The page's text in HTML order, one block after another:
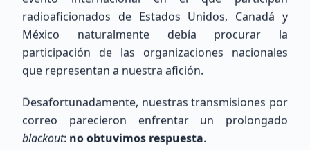
COMUNIDAD XE
Nuestros Miembros
Recientes
Conoce a los entusiastas que se han unido a
nuestra red de radioaficionados a nivel nacional
e internacional.
radioaficionados de Estados Unidos, Canadá y
México naturalmente debía procurar la
participación de las organizaciones nacionales
que representan a nuestra afición.
Desafortunadamente, nuestras transmisiones por
correo parecieron enfrentar un prolongado
blackout: no obtuvimos respuesta.